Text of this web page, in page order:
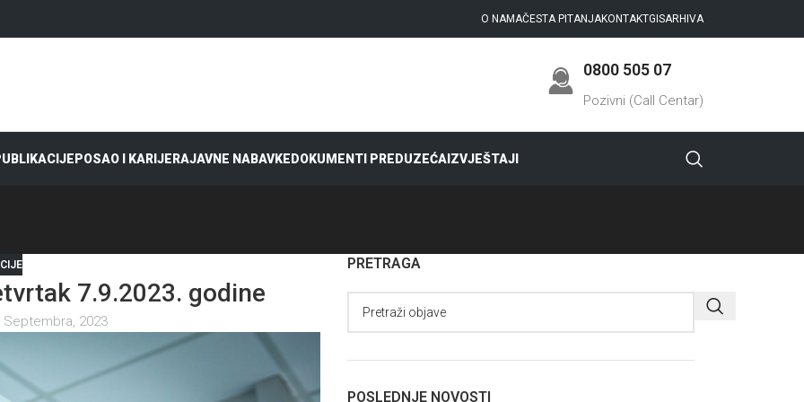
O NAMAČESTA PITANJAKONTAKTGISARHIVA
0800 505 07
Pozivni (Call Centar)
POSAO I KARIJERAJAVNE NABAVKEDOKUMENTI PREDUZEĆAIZVJEŠTAJI
7.9.2023. godine
Septembra, 2023
PRETRAGA
POSLEDNJE NOVOSTI